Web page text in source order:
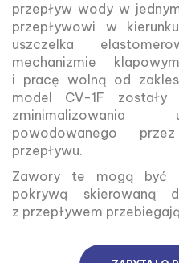
przepływ wody w
przepływowi w
uszczelka
mechanizmie
i pracę wolną od
model CV-1F
zminimalizowania
powodowanego
przepływu.
Zawory te mogą być
pokrywą
z przepływem